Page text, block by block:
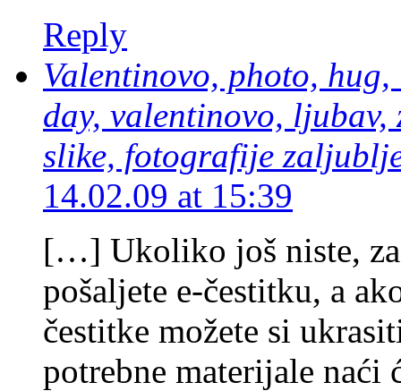
Reply
Valentinovo, photo,
day, valentinovo,
slike, fotografije
14.02.09 at 15:39
[…] Ukoliko još niste,
pošaljete e-čestitku, a
čestitke možete si
potrebne materijale